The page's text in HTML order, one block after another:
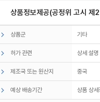
상품정보제공(공정위 고시
상품군 기타
허가 관련 상세 설
제조국 또는 원산지 중국
예상 배송기간 상품 상